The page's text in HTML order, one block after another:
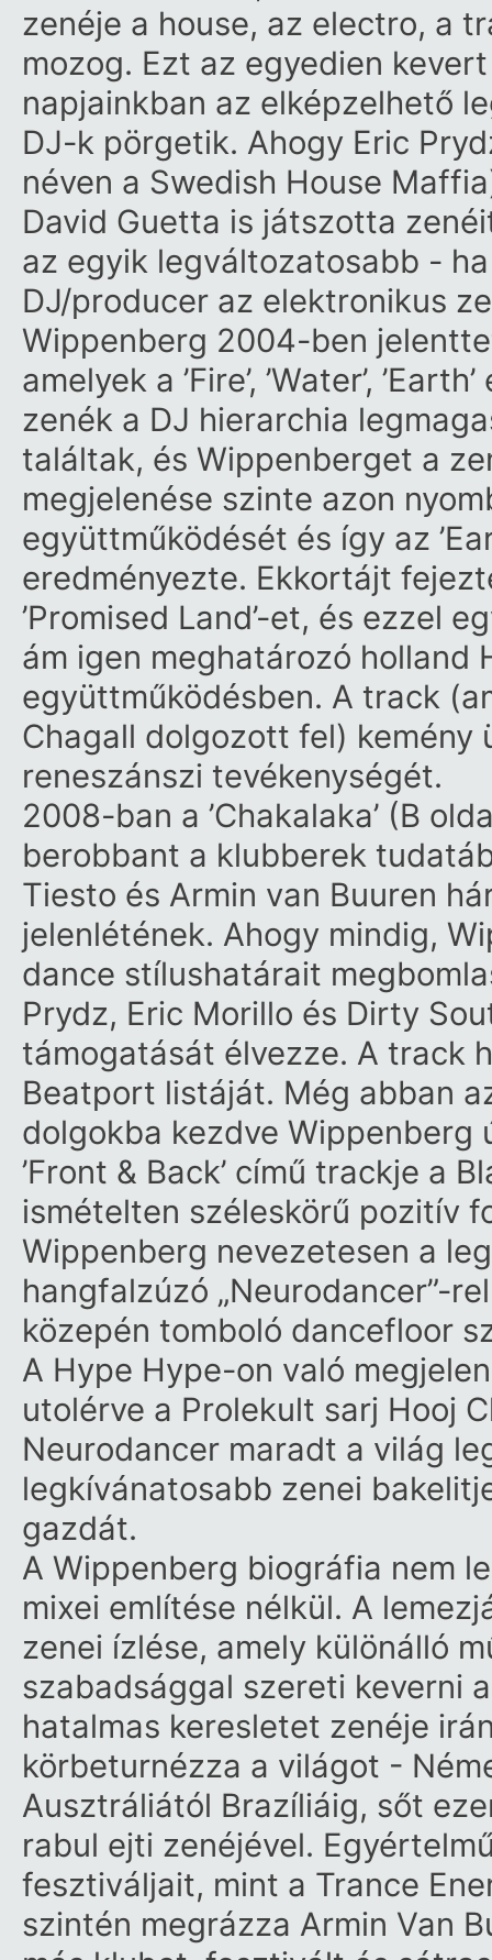
zenéje a house, az electro, a
mozog. Ezt az egyedien
napjainkban az elképzelhető
DJ-k pörgetik. Ahogy Eric
néven a Swedish House
David Guetta is játszotta
az egyik legváltozatosabb -
DJ/producer az elektronikus
Wippenberg 2004-ben
amelyek a ’Fire’, ’Water’,
zenék a DJ hierarchia
találtak, és Wippenberget a
megjelenése szinte azon
együttműködését és így az
eredményezte. Ekkortájt
’Promised Land’-et, és ezzel
ám igen meghatározó holland
együttműködésben. A track
Chagall dolgozott fel)
reneszánszi tevékenységét.
2008-ban a ’Chakalaka’ (B
berobbant a klubberek
Tiesto és Armin van Buuren
jelenlétének. Ahogy mindig,
dance stílushatárait
Prydz, Eric Morillo és Dirty
támogatását élvezze. A track
Beatport listáját. Még abban
dolgokba kezdve Wippenberg
’Front & Back’ című trackje a
ismételten széleskörű pozitív
Wippenberg nevezetesen a
hangfalzúzó „Neurodancer”-
közepén tomboló dancefloor
A Hype Hype-on való
utolérve a Prolekult sarj Hooj
Neurodancer maradt a világ
legkívánatosabb zenei
gazdát.
A Wippenberg biográfia nem
mixei említése nélkül. A
zenei ízlése, amely különálló
szabadsággal szereti keverni
hatalmas keresletet zenéje
körbeturnézza a világot -
Ausztráliától Brazíliáig, sőt
rabul ejti zenéjével.
fesztiváljait, mint a Trance
szintén megrázza Armin Van